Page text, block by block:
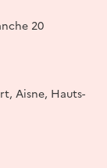
20
Aisne, Hauts-